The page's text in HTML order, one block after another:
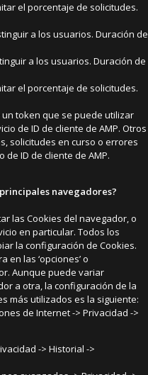
el porcentaje de solicitudes.
a los usuarios. Duración de
a los usuarios. Duración de
el porcentaje de solicitudes.
un token que se puede utilizar
de ID de cliente de AMP. Otros
solicitudes en curso o errores
ID de cliente de AMP.
navegadores?
las Cookies del navegador, o
en particular. Todos los
la configuración de Cookies.
en las ‘opciones’ o
Aunque puede variar
a otra, la configuración de la
más utilizados es la siguiente:
de Internet -> Privacidad ->
-> Historial ->